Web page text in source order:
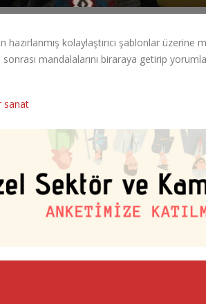
hazırlanmış kolaylaştırıcı şablonlar üzerine
mandalalarını biraraya getirip
sanat